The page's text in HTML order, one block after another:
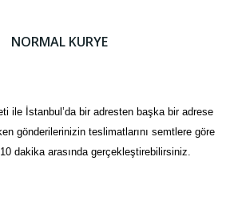
NORMAL KURYE
ile İstanbul’da bir adresten başka bir adrese
gönderilerinizin teslimatlarını semtlere göre
dakika arasında gerçekleştirebilirsiniz.